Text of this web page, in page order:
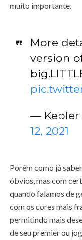
muito importante.
More
version
— Kepler
12, 2021
Porém como já
óbvios, mas com
quando falamos de
com os cores mais
permitindo mais
de seu premier ou